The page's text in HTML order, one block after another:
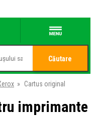
Căutare
» Cartus original
imprimante